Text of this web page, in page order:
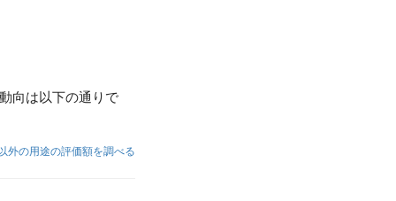
向は以下の通りで
外の用途の評価額を調べる